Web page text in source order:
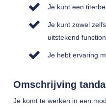
Je kunt een
Je kunt zowel
uitstekend
Je hebt ervaring
Omschrijving
Je komt te werken in een